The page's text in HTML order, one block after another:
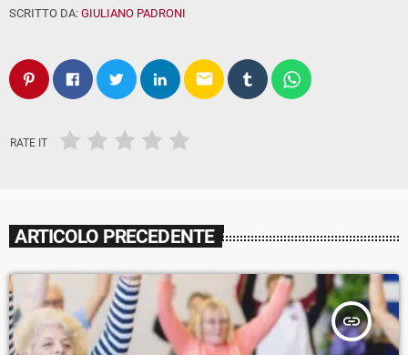
SCRITTO DA: GIULIANO PADRONI
email
RATE IT
ARTICOLO PRECEDENTE
insert_link